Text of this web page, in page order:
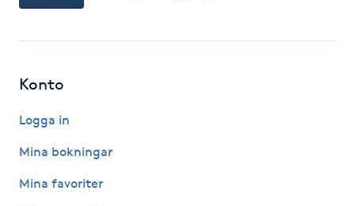
Hollywood Peel
Hot yoga
Huduppstramning
Konto
Logga in
Mina bokningar
Mina favoriter